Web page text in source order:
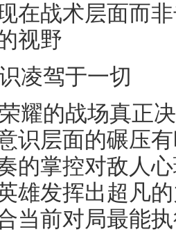
在战术层面而
视野
凌驾于一切
耀的战场真正
识层面的碾压
的掌控对敌人
雄发挥出超凡
当前对局最能